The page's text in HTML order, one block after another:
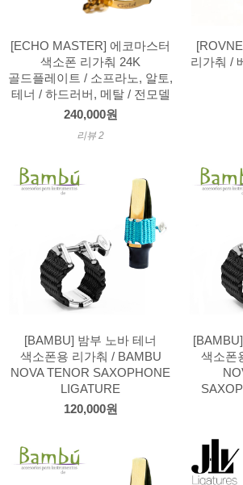
[ECHO MASTER] 에코마스터
색소폰 리가춰 24K
골드플레이트 / 소프라노, 알토,
테너 / 하드러버, 메탈 / 전모델
240,000원
리뷰 2
리가춰 /
[BAMBU] 밤부 노바 테너
색소폰용 리가춰 / BAMBU
NOVA TENOR SAXOPHONE
LIGATURE
120,000원
색소폰